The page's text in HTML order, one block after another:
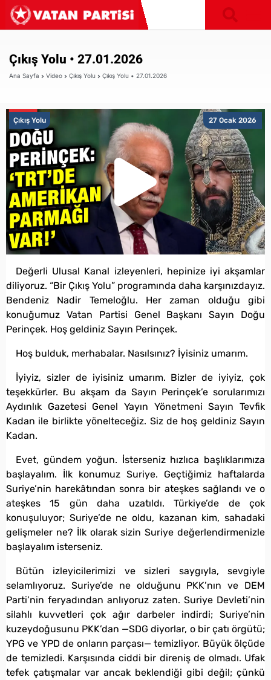
Çıkış Yolu • 27.01.2026
Ana Sayfa Video Çıkış Yolu Çıkış Yolu • 27.01.2026
27 Ocak 2026
Çıkış Yolu
Değerli Ulusal Kanal izleyenleri, hepinize iyi akşamlar
diliyoruz. “Bir Çıkış Yolu” programında daha karşınızdayız.
Bendeniz Nadir Temeloğlu. Her zaman olduğu gibi
konuğumuz Vatan Partisi Genel Başkanı Sayın Doğu
Perinçek. Hoş geldiniz Sayın Perinçek.
Hoş bulduk, merhabalar. Nasılsınız? İyisiniz umarım.
İyiyiz, sizler de iyisiniz umarım. Bizler de iyiyiz, çok
teşekkürler. Bu akşam da Sayın Perinçek’e sorularımızı
Aydınlık Gazetesi Genel Yayın Yönetmeni Sayın Tevfik
Kadan ile birlikte yönelteceğiz. Siz de hoş geldiniz Sayın
Kadan.
Evet, gündem yoğun. İsterseniz hızlıca başlıklarımıza
başlayalım. İlk konumuz Suriye. Geçtiğimiz haftalarda
Suriye’nin harekâtından sonra bir ateşkes sağlandı ve o
ateşkes 15 gün daha uzatıldı. Türkiye’de de çok
konuşuluyor; Suriye’de ne oldu, kazanan kim, sahadaki
gelişmeler ne? İlk olarak sizin Suriye değerlendirmenizle
başlayalım isterseniz.
Bütün izleyicilerimizi ve sizleri saygıyla, sevgiyle
selamlıyoruz. Suriye’de ne olduğunu PKK’nın ve DEM
Parti’nin feryadından anlıyoruz zaten. Suriye Devleti’nin
silahlı kuvvetleri çok ağır darbeler indirdi; Suriye’nin
kuzeydoğusunu PKK’dan —SDG diyorlar, o bir çatı örgütü;
YPG ve YPD de onların parçası— temizliyor. Büyük ölçüde
de temizledi. Karşısında ciddi bir direniş de olmadı. Ufak
tefek çatışmalar var ancak beklendiği gibi değil; çünkü